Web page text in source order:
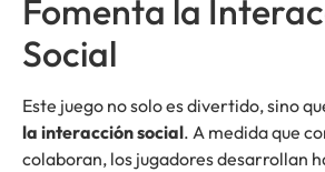
Fomenta la
Social
Este juego no solo es divertido, sino
la interacción social. A medida que
colaboran, los jugadores desarrollan